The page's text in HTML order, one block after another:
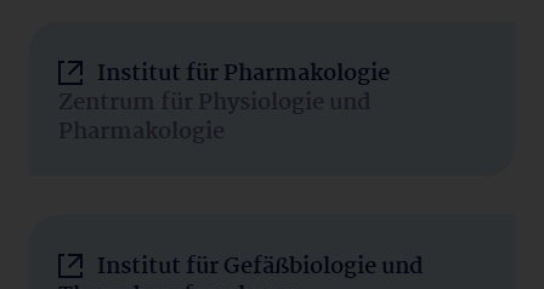
Institut für Pharmakologie
Zentrum für Physiologie und
Pharmakologie
Institut für Gefäßbiologie und